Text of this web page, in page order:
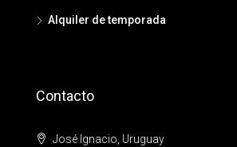
Alquiler de temporada
Contacto
José Ignacio, Uruguay